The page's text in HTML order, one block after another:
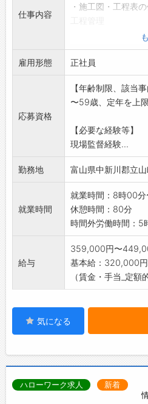
仕事内容
・施工図・工程表
・品質・安全の管
主な現場:中新川
(会社集合後、現場
【変更範囲:変更
※応募される方は、
状」の交付を受けて
雇用形態 正社員
応募資格
【年齢制限、該当事
〜59歳、定年を上限
【必要な経験等】
現場監督経験...
勤務地 富山県中新川郡立
就業時間
就業時間：8時00
休憩時間：80分
時間外労働時間：5
給与
359,000円〜
基本給：320,000
（賃金・手当_定
気になる
ハローワーク求人 新着